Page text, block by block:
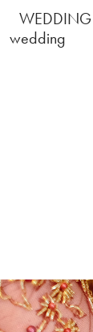
WEDDING
wedding